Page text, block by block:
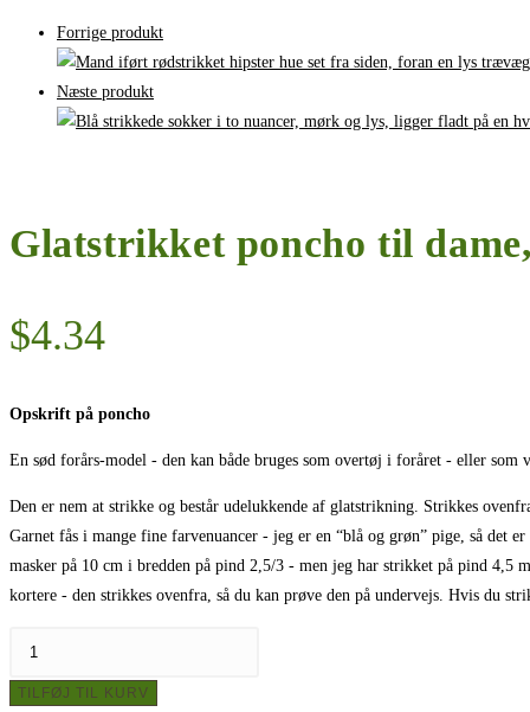
Forrige produkt
Næste produkt
Glatstrikket poncho til
$4.34
Opskrift på poncho
En sød forårs-model - den kan både bruges som overtøj i foråret - eller som
Den er nem at strikke og består udelukkende af glatstrikning. Strikkes
Garnet fås i mange fine farvenuancer - jeg er en “blå og grøn” pige, så
masker på 10 cm i bredden på pind 2,5/3 - men jeg har strikket på pind
kortere - den strikkes ovenfra, så du kan prøve den på undervejs. Hvis du
tilTILFØJ TIL KURV